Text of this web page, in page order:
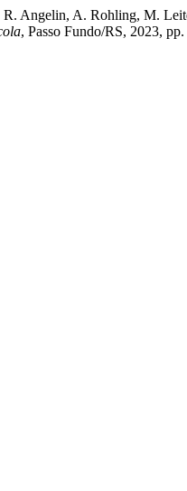
Angelin, A. Rohling, M.
, Passo Fundo/RS, 2023,